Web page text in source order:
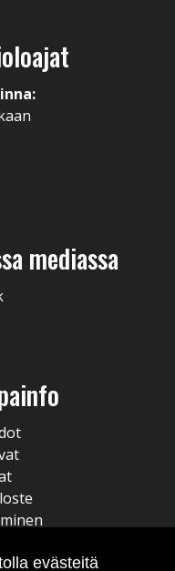
mediassa
evästeitä